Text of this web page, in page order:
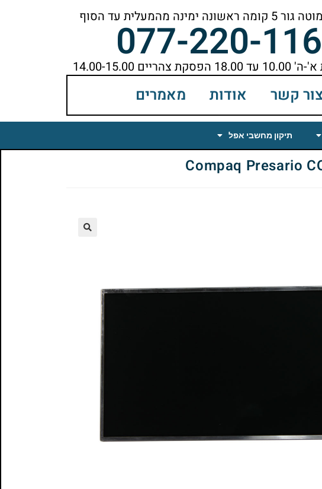
ימינה מהמעלית עד הסוף 077-220- 14.00-15.00
קשר אודות מאמרים
תיקון מחשבי אפל